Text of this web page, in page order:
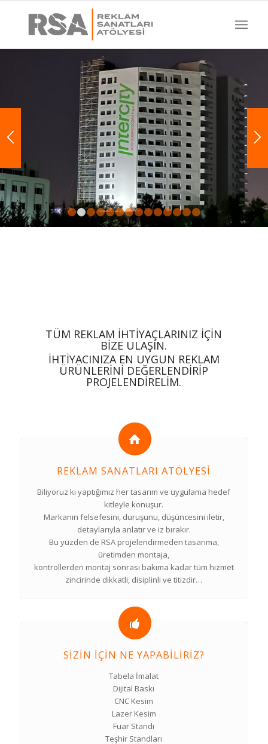
1 2 3 4 5 6 7 8 1011 12 14
TÜM REKLAM IHTIYAÇLARINIZ IÇIN
BIZE ULAŞIN.
İHTIYACINIZA EN UYGUN REKLAM
ÜRÜNLERINI DEĞERLENDIRIP
PROJELENDIRELIM.
REKLAM SANATLARI ATÖLYESI
Biliyoruz ki yaptığımız her tasarım ve uygulama hedef
kitleyle konuşur.
Markanın felsefesini, duruşunu, düşüncesini iletir,
detaylarıyla anlatır ve iz bırakır.
Bu yüzden de RSA projelendirmeden tasarıma,
üretimden montaja,
kontrollerden montaj sonrası bakıma kadar tüm hizmet
zincirinde dikkatli, disiplinli ve titizdir…
SIZIN İÇIN NE YAPABILIRIZ?
Tabela İmalat
Dijital Baskı
CNC Kesim
Lazer Kesim
Fuar Standı
Teşhir Standları